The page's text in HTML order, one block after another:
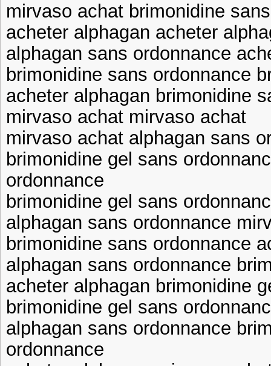
mirvaso achat brimonidine
acheter alphagan acheter
alphagan sans ordonnance
brimonidine sans ordonnance
acheter alphagan brimonidine
mirvaso achat mirvaso achat
mirvaso achat alphagan sans
brimonidine gel sans
ordonnance
brimonidine gel sans
alphagan sans ordonnance
brimonidine sans ordonnance
alphagan sans ordonnance
acheter alphagan brimonidine
brimonidine gel sans
alphagan sans ordonnance
ordonnance